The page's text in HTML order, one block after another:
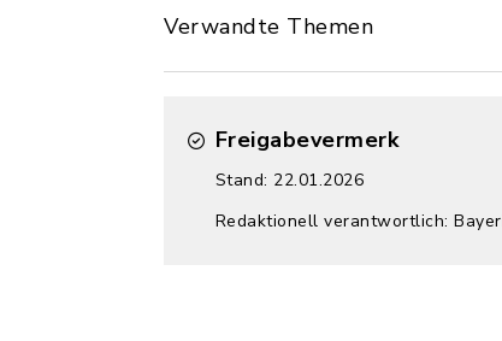
Verwandte Themen
Freigabevermerk
Stand: 22.01.2026
Redaktionell verantwortlich: